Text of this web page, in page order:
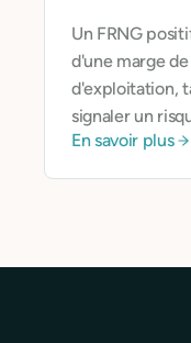
Un FRNG
d'une marge
d'exploitation,
signaler un
En savoir plus